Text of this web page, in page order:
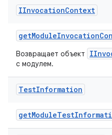
IInvocationContext
getModuleInvocation
Возвращает объект
с модулем.
TestInformation
getModuleTest